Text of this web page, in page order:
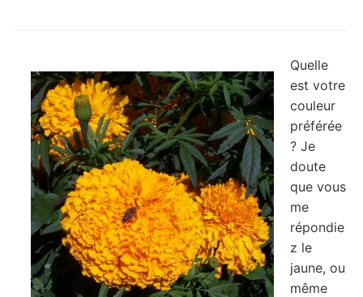
Quelle
est votre
couleur
préférée
? Je
doute
que vous
me
répondie
z le
jaune, ou
même